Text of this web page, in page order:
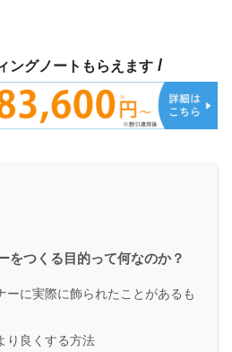
ングノートもらえます/
をつくる目的って何なのか？
ーに実際に飾られたことがあるも
り良くする方法